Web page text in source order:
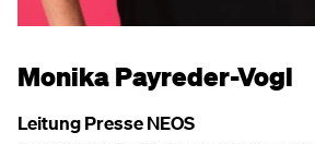
Monika Payreder-Vogl
Leitung Presse NEOS